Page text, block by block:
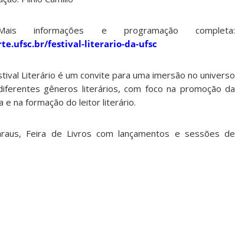
informações e programação completa:
festival-literario-da-ufsc
Literário é um convite para uma imersão no universo
gêneros literários, com foco na promoção da
e na formação do leitor literário.
Feira de Livros com lançamentos e sessões de